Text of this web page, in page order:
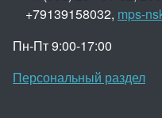
+79139158032, mps-
Пн-Пт 9:00-17:00
Персональный раздел